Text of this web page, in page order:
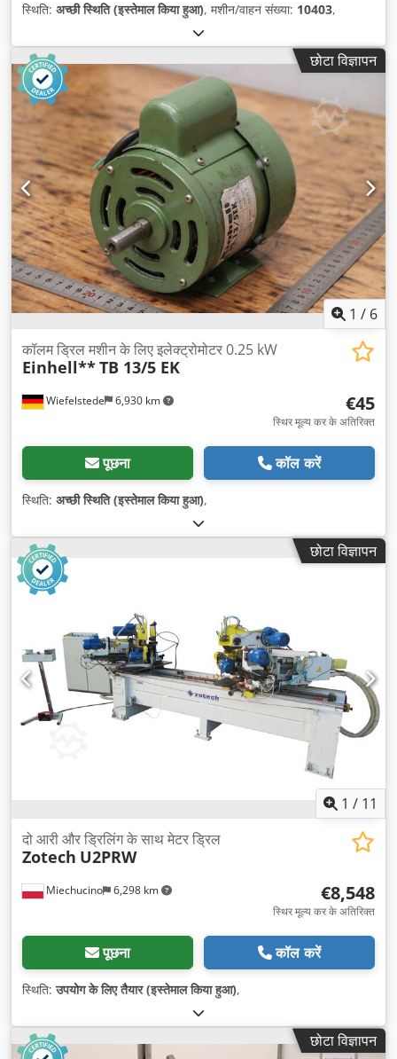
स्थिति: अच्छी स्थिति (इस्तेमाल किया हुआ), मशीन/वाहन संख्या: 10403,
छोटा विज्ञापन
1 / 6
Wiefelstede 6,930 km
कॉलम ड्रिल मशीन के लिए इलेक्ट्रोमोटर 0.25 kW
Einhell**TB 13/5 EK
€45
स्थिर मूल्य कर के अतिरिक्त
पूछना कॉल करें
स्थिति: अच्छी स्थिति (इस्तेमाल किया हुआ),
छोटा विज्ञापन
1 / 11
Miechucino 6,298 km
दो आरी और ड्रिलिंग के साथ मेटर ड्रिल
Zotech U2PRW
€8,548
स्थिर मूल्य कर के अतिरिक्त
पूछना कॉल करें
स्थिति:उपयोग के लिए तैयार (इस्तेमाल किया हुआ),
छोटा विज्ञापन